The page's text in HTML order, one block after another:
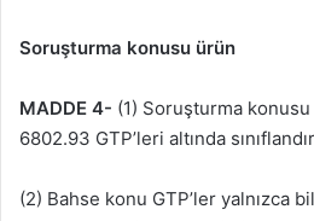
Soruşturma konusu ürün
MADDE 4- (1) Soruşturma
6802.93 GTP’leri altında
(2) Bahse konu GTP’ler yalnızca